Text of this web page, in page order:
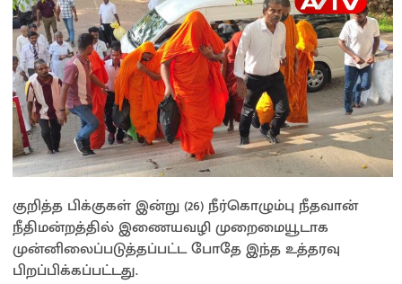
குறித்த பிக்குகள் இன்று (26) நீர்கொழும்பு நீதவான்
நீதிமன்றத்தில் இணையவழி முறைமையூடாக
முன்னிலைப்படுத்தப்பட்ட போதே இந்த உத்தரவு
பிறப்பிக்கப்பட்டது.